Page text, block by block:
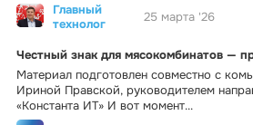
Главный
технолог
25 марта '26
Честный знак для мясокомбинатов —
Материал подготовлен совместно с
Ириной Правской, руководителем
«Константа ИТ» И вот момент...